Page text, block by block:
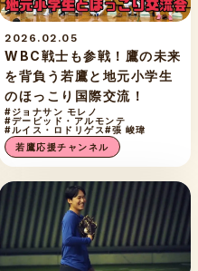
2026.02.05
WBC戦士も参戦！鷹の未来
を背負う若鷹と地元小学生
のほっこり国際交流！
#ジョナサン モレノ
#デービッド・アルモンテ
#ルイス・ロドリゲス#張 峻瑋
若鷹応援チャンネル